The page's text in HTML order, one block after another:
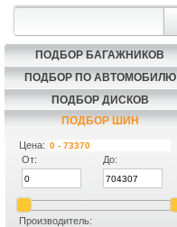
ПОДБОР БАГАЖНИКОВ
ПОДБОР ПО АВТОМОБИЛЮ
ПОДБОР ДИСКОВ
ПОДБОР ШИН
Цена:
От:
До:
Производитель: